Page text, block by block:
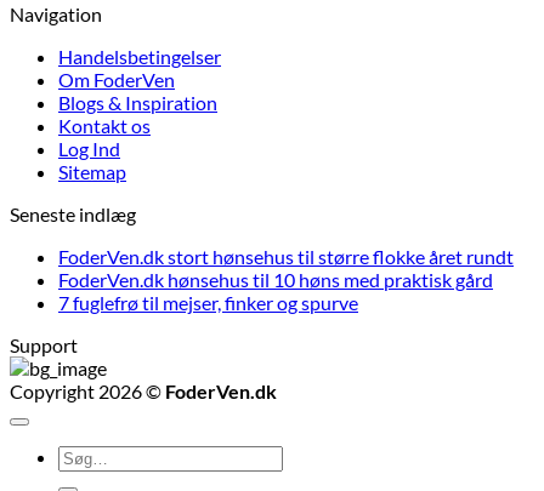
Navigation
Handelsbetingelser
Om FoderVen
Blogs & Inspiration
Kontakt os
Log Ind
Sitemap
Seneste indlæg
FoderVen.dk stort hønsehus til større flokke året rundt
FoderVen.dk hønsehus til 10 høns med praktisk gård
7 fuglefrø til mejser, finker og spurve
Support
Copyright 2026 © FoderVen.dk
Søg
efter: